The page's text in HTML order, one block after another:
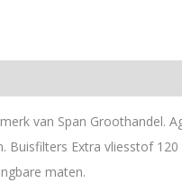
van Span Groothandel.
Buisfilters Extra vliesstof
maten.